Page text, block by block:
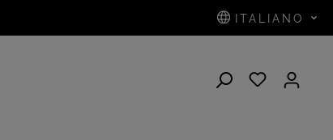
ITALIANO